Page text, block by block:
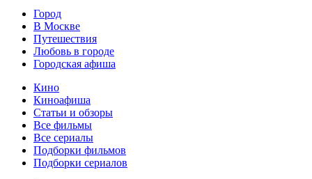
Город
В Москве
Путешествия
Любовь в городе
Городская афиша
Кино
Киноафиша
Статьи и обзоры
Все фильмы
Все сериалы
Подборки фильмов
Подборки сериалов